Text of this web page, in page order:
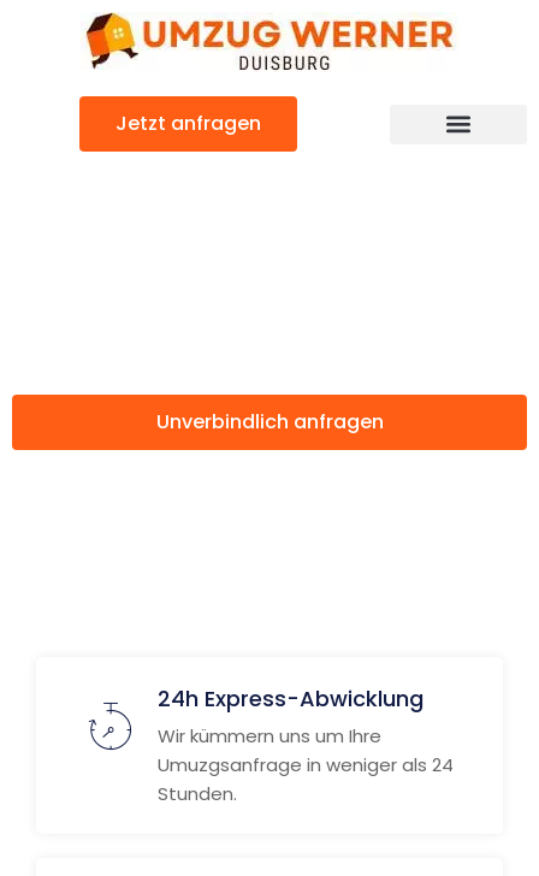
Jetzt anfragen
Unverbindlich anfragen
24h Express-Abwicklung
Wir kümmern uns um Ihre
Umuzgsanfrage in weniger als 24
Stunden.